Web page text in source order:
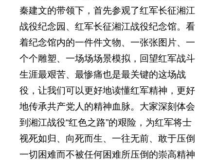
秦建文的带领下，首先参观了红军长征湘江
战役纪念园、红军长征湘江战役纪念馆。看
着纪念馆内的一件件文物、一张张图片、一
个个雕塑、一场场场景模拟，回望红军战斗
生涯最艰苦、最惨痛也是最关键的这场战
役，让我们可以更好地读懂红军精神，更好
地传承共产党人的精神血脉。大家深刻体会
到湘江战役“红色之路”的艰险，为红军将士
视死如归、向死而生、一往无前、敢于压倒
一切困难而不被任何困难所压倒的崇高精神